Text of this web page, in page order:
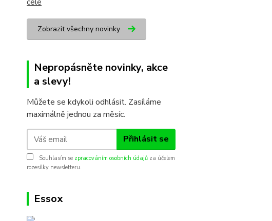
Zobrazit všechny novinky
Nepropásněte novinky, akce
a slevy!
Můžete se kdykoli odhlásit. Zasíláme
maximálně jednou za měsíc.
Přihlásit se
Souhlasím se zpracováním osobních údajů za účelem
rozesílky newsletteru.
Essox